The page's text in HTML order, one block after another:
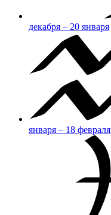
декабря – 20 января
января – 18 февраля